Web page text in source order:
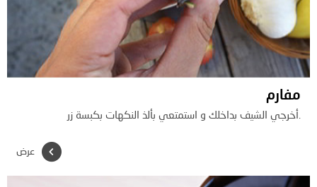
مفارم
.أخرجي الشيف بداخلك و استمتعي بألذ النكهات بكبسة زر
عرض